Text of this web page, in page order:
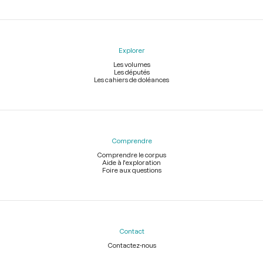
Explorer
Les volumes
Les députés
Les cahiers de doléances
Comprendre
Comprendre le corpus
Aide à l'exploration
Foire aux questions
Contact
Contactez-nous